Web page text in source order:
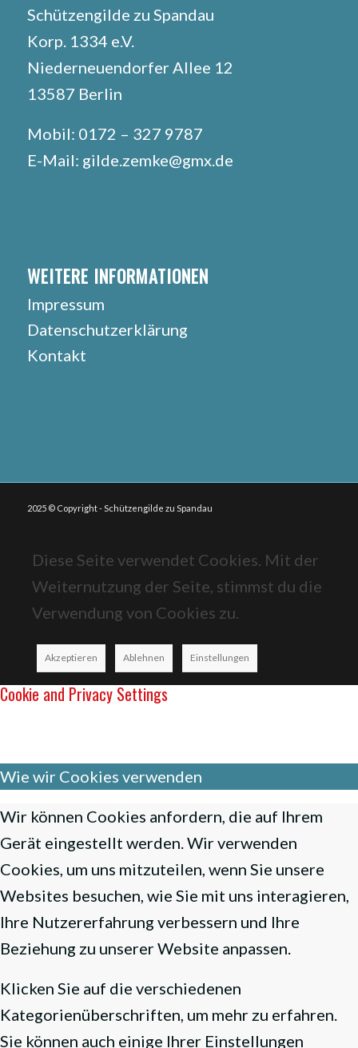
Schützengilde zu Spandau
Korp. 1334 e.V.
Niederneuendorfer Allee 12
13587 Berlin
Mobil: 0172 – 327 9787
E-Mail: gilde.zemke@gmx.de
WEITERE INFORMATIONEN
Impressum
Datenschutzerklärung
Kontakt
2025 © Copyright - Schützengilde zu Spandau
Diese Seite verwendet Cookies. Mit der
Weiternutzung der Seite, stimmst du die
Verwendung von Cookies zu.
Akzeptieren Ablehnen Einstellungen
Cookie and Privacy Settings
Wie wir Cookies verwenden
Wir können Cookies anfordern, die auf Ihrem
Gerät eingestellt werden. Wir verwenden
Cookies, um uns mitzuteilen, wenn Sie unsere
Websites besuchen, wie Sie mit uns interagieren,
Ihre Nutzererfahrung verbessern und Ihre
Beziehung zu unserer Website anpassen.
Klicken Sie auf die verschiedenen
Kategorienüberschriften, um mehr zu erfahren.
Sie können auch einige Ihrer Einstellungen